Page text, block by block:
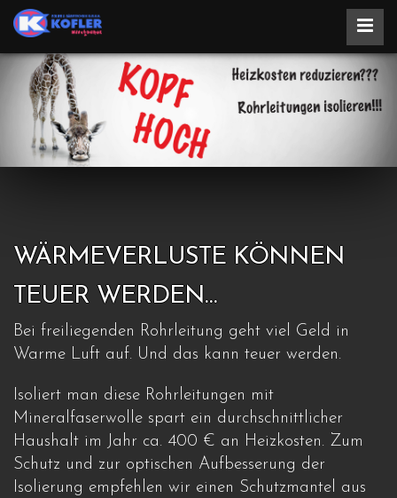
WÄRMEVERLUSTE KÖNNEN
TEUER WERDEN…
Bei freiliegenden Rohrleitung geht viel Geld in
Warme Luft auf. Und das kann teuer werden.
Isoliert man diese Rohrleitungen mit
Mineralfaserwolle spart ein durchschnittlicher
Haushalt im Jahr ca. 400 € an Heizkosten. Zum
Schutz und zur optischen Aufbesserung der
Isolierung empfehlen wir einen Schutzmantel aus